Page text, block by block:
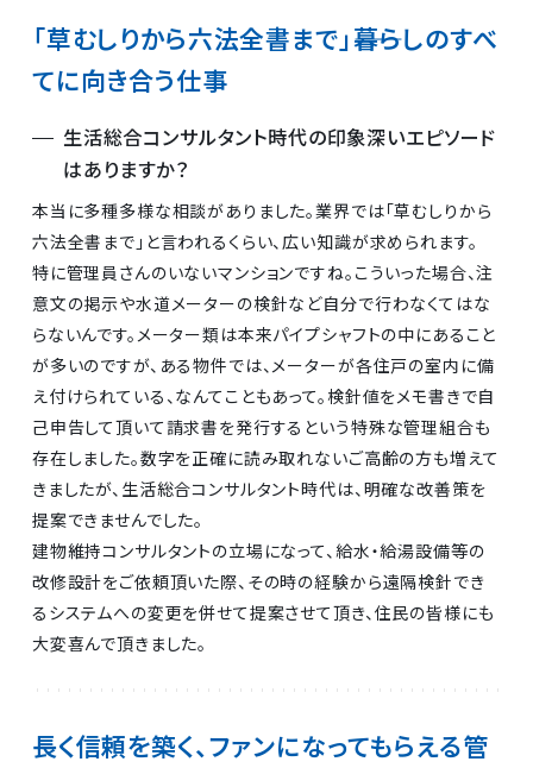
「草むしりから六法全書まで」――暮らしのすべ
てに向き合う仕事
生活総合コンサルタント時代の印象深いエピソード
はありますか？
本当に多種多様な相談がありました。業界では「草むしりから
六法全書まで」と言われるくらい、広い知識が求められます。
特に管理員さんのいないマンションですね。こういった場合、注
意文の掲示や水道メーターの検針など自分で行わなくてはな
らないんです。メーター類は本来パイプシャフトの中にあること
が多いのですが、ある物件では、メーターが各住戸の室内に備
え付けられている、なんてこともあって。検針値をメモ書きで自
己申告して頂いて請求書を発行するという特殊な管理組合も
存在しました。数字を正確に読み取れないご高齢の方も増えて
きましたが、生活総合コンサルタント時代は、明確な改善策を
提案できませんでした。
建物維持コンサルタントの立場になって、給水・給湯設備等の
改修設計をご依頼頂いた際、その時の経験から遠隔検針でき
るシステムへの変更を併せて提案させて頂き、住民の皆様にも
大変喜んで頂きました。
長く信頼を築く、ファンになってもらえる管